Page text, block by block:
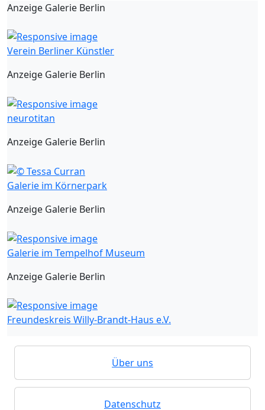
Anzeige Galerie Berlin
Verein Berliner Künstler
Anzeige Galerie Berlin
neurotitan
Anzeige Galerie Berlin
Galerie im Körnerpark
Anzeige Galerie Berlin
Galerie im Tempelhof Museum
Anzeige Galerie Berlin
Freundeskreis Willy-Brandt-Haus e.V.
Über uns
Datenschutz